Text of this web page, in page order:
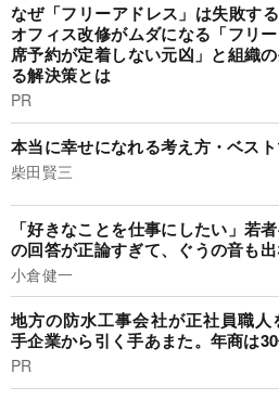
なぜ「フリーアドレス」は失敗す
オフィス改修がムダになる「フリ
席予約が定着しない元凶」と組織
る解決策とは
PR
本当に幸せになれる考え方・ベスト
柴田賢三
「好きなことを仕事にしたい」若
の回答が正論すぎて、ぐうの音も
小倉健一
地方の防水工事会社が正社員職人
手企業から引く手あまた。年商は
PR